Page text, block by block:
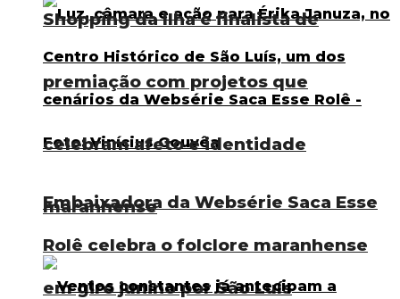
Embaixadora da Websérie Saca Esse
Rolê celebra o folclore maranhense
em giro junino por São Luís
Shopping da Ilha é finalista de
premiação com projetos que
celebram afeto e identidade
maranhense